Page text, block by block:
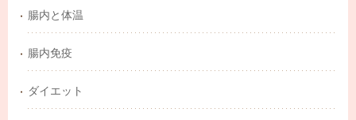
腸内と体温
腸内免疫
ダイエット